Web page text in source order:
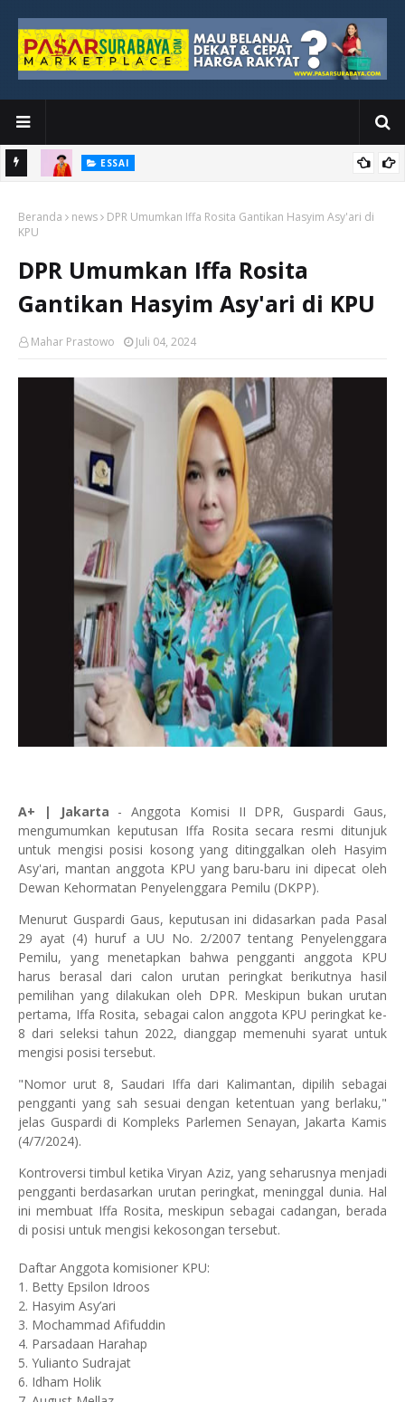
ESSAI
Tidak Berhenti di Panggung Wisuda
Beranda news
DPR Umumkan Iffa Rosita Gantikan Hasyim Asy'ari di
KPU
DPR Umumkan Iffa Rosita
Gantikan Hasyim Asy'ari di KPU
Mahar Prastowo Juli 04, 2024
A+ | Jakarta - Anggota Komisi II DPR, Guspardi Gaus,
mengumumkan keputusan Iffa Rosita secara resmi ditunjuk
untuk mengisi posisi kosong yang ditinggalkan oleh Hasyim
Asy'ari, mantan anggota KPU yang baru-baru ini dipecat oleh
Dewan Kehormatan Penyelenggara Pemilu (DKPP).
Menurut Guspardi Gaus, keputusan ini didasarkan pada Pasal
29 ayat (4) huruf a UU No. 2/2007 tentang Penyelenggara
Pemilu, yang menetapkan bahwa pengganti anggota KPU
harus berasal dari calon urutan peringkat berikutnya hasil
pemilihan yang dilakukan oleh DPR. Meskipun bukan urutan
pertama, Iffa Rosita, sebagai calon anggota KPU peringkat ke-
8 dari seleksi tahun 2022, dianggap memenuhi syarat untuk
mengisi posisi tersebut.
"Nomor urut 8, Saudari Iffa dari Kalimantan, dipilih sebagai
pengganti yang sah sesuai dengan ketentuan yang berlaku,"
jelas Guspardi di Kompleks Parlemen Senayan, Jakarta Kamis
(4/7/2024).
Kontroversi timbul ketika Viryan Aziz, yang seharusnya menjadi
pengganti berdasarkan urutan peringkat, meninggal dunia. Hal
ini membuat Iffa Rosita, meskipun sebagai cadangan, berada
di posisi untuk mengisi kekosongan tersebut.
Daftar Anggota komisioner KPU:
1. Betty Epsilon Idroos
2. Hasyim Asy’ari
3. Mochammad Afifuddin
4. Parsadaan Harahap
5. Yulianto Sudrajat
6. Idham Holik